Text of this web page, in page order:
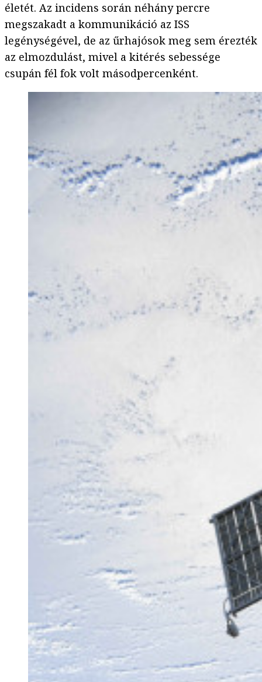
életét. Az incidens során néhány percre
megszakadt a kommunikáció az ISS
legénységével, de az űrhajósok meg sem érezték
az elmozdulást, mivel a kitérés sebessége
csupán fél fok volt másodpercenként.